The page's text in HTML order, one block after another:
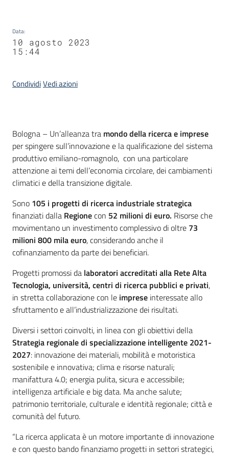
Data:
10 agosto 2023
15:44
CondividiVedi azioni
Contenuto
Bologna – Un’alleanza tra mondo della ricerca e imprese
per spingere sull’innovazione e la qualificazione del sistema
produttivo emiliano-romagnolo, con una particolare
attenzione ai temi dell’economia circolare, dei cambiamenti
climatici e della transizione digitale.
Sono 105 i progetti di ricerca industriale strategica
finanziati dalla Regionecon 52 milioni di euro. Risorse che
movimentano un investimento complessivo di oltre 73
milioni 800 mila euro, considerando anche il
cofinanziamento da parte dei beneficiari.
Progetti promossi da laboratori accreditati alla Rete Alta
Tecnologia, università, centri di ricerca pubblici e privati,
in stretta collaborazione con le imprese interessate allo
sfruttamento e all’industrializzazione dei risultati.
Diversi i settori coinvolti, in linea con gli obiettivi della
Strategia regionale di specializzazione intelligente 2021-
2027: innovazione dei materiali, mobilità e motoristica
sostenibile e innovativa; clima e risorse naturali;
manifattura 4.0; energia pulita, sicura e accessibile;
intelligenza artificiale e big data. Ma anche salute;
patrimonio territoriale, culturale e identità regionale; città e
comunità del futuro.
“La ricerca applicata è un motore importante di innovazione
e con questo bando finanziamo progetti in settori strategici,